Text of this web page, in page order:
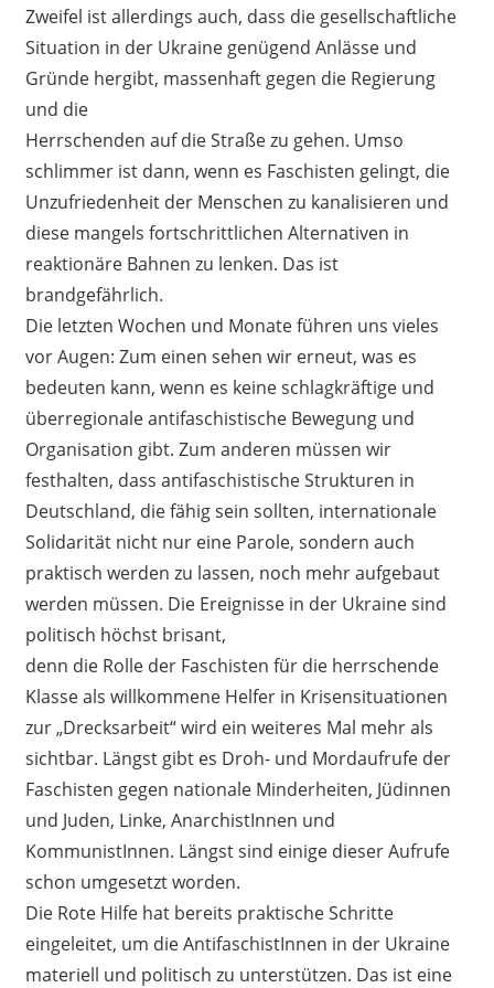
Zweifel ist allerdings auch, dass die gesellschaftliche
Situation in der Ukraine genügend Anlässe und
Gründe hergibt, massenhaft gegen die Regierung
und die
Herrschenden auf die Straße zu gehen. Umso
schlimmer ist dann, wenn es Faschisten gelingt, die
Unzufriedenheit der Menschen zu kanalisieren und
diese mangels fortschrittlichen Alternativen in
reaktionäre Bahnen zu lenken. Das ist
brandgefährlich.
Die letzten Wochen und Monate führen uns vieles
vor Augen: Zum einen sehen wir erneut, was es
bedeuten kann, wenn es keine schlagkräftige und
überregionale antifaschistische Bewegung und
Organisation gibt. Zum anderen müssen wir
festhalten, dass antifaschistische Strukturen in
Deutschland, die fähig sein sollten, internationale
Solidarität nicht nur eine Parole, sondern auch
praktisch werden zu lassen, noch mehr aufgebaut
werden müssen. Die Ereignisse in der Ukraine sind
politisch höchst brisant,
denn die Rolle der Faschisten für die herrschende
Klasse als willkommene Helfer in Krisensituationen
zur „Drecksarbeit“ wird ein weiteres Mal mehr als
sichtbar. Längst gibt es Droh- und Mordaufrufe der
Faschisten gegen nationale Minderheiten, Jüdinnen
und Juden, Linke, AnarchistInnen und
KommunistInnen. Längst sind einige dieser Aufrufe
schon umgesetzt worden.
Die Rote Hilfe hat bereits praktische Schritte
eingeleitet, um die AntifaschistInnen in der Ukraine
materiell und politisch zu unterstützen. Das ist eine